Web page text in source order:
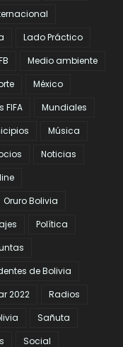
Lado Práctico
Medio ambiente
México
FIFA
Mundiales
Música
Noticias
Oruro Bolivia
Política
de Bolivia
2022
Radios
Sañuta
Social